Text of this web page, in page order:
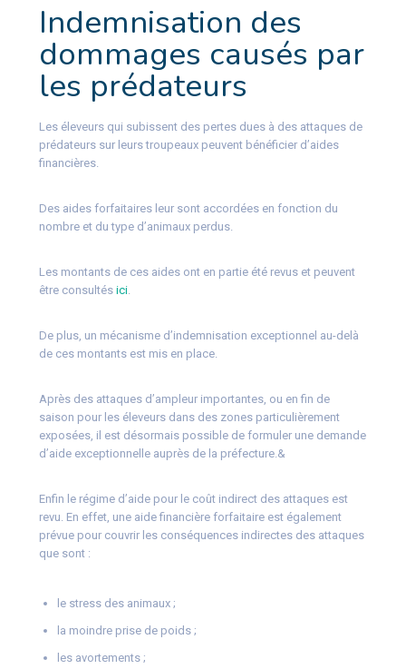
Indemnisation des
dommages causés par
les prédateurs
Les éleveurs qui subissent des pertes dues à des attaques de
prédateurs sur leurs troupeaux peuvent bénéficier d’aides
financières.
Des aides forfaitaires leur sont accordées en fonction du
nombre et du type d’animaux perdus.
Les montants de ces aides ont en partie été revus et peuvent
être consultés ici.
De plus, un mécanisme d’indemnisation exceptionnel au-delà
de ces montants est mis en place.
Après des attaques d’ampleur importantes, ou en fin de
saison pour les éleveurs dans des zones particulièrement
exposées, il est désormais possible de formuler une demande
d’aide exceptionnelle auprès de la préfecture.&
Enfin le régime d’aide pour le coût indirect des attaques est
revu. En effet, une aide financière forfaitaire est également
prévue pour couvrir les conséquences indirectes des attaques
que sont :
le stress des animaux ;
la moindre prise de poids ;
les avortements ;